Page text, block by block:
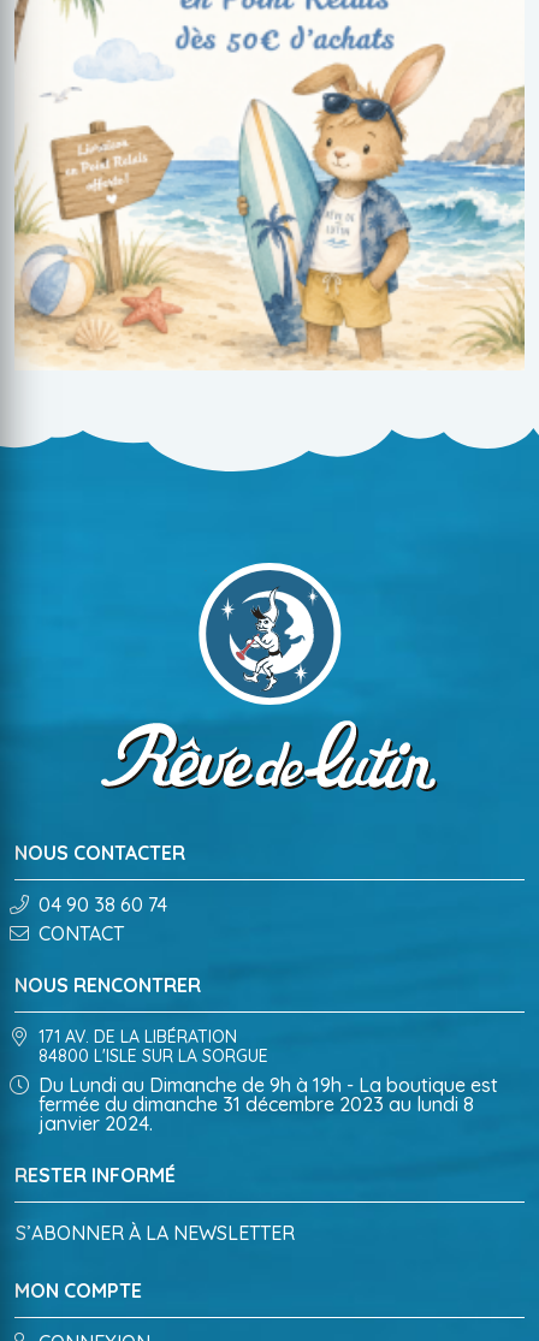
NOUS CONTACTER
04 90 38 60 74
CONTACT
RESTER INFORMÉ
S’ABONNER À LA NEWSLETTER
MON COMPTE
NOUS RENCONTRER
171 AV. DE LA LIBÉRATION
84800 L'ISLE SUR LA SORGUE
Du Lundi au Dimanche de 9h à 19h - La boutique est
fermée du dimanche 31 décembre 2023 au lundi 8
janvier 2024.